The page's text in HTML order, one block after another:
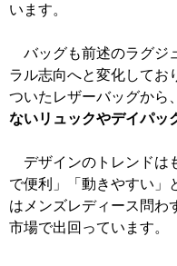
います。
バッグも前述のラグジ
ラル志向へと変化してお
ついたレザーバッグから、
ないリュックやデイパッ
デザインのトレンドは
で便利」「動きやすい」
はメンズレディース問わ
市場で出回っています。